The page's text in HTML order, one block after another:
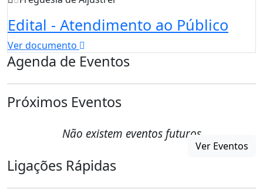
Edital - Atendimento ao Público
Ver documento
Agenda de Eventos
Próximos Eventos
Não existem eventos futuros
Ver Eventos
Ligações Rápidas